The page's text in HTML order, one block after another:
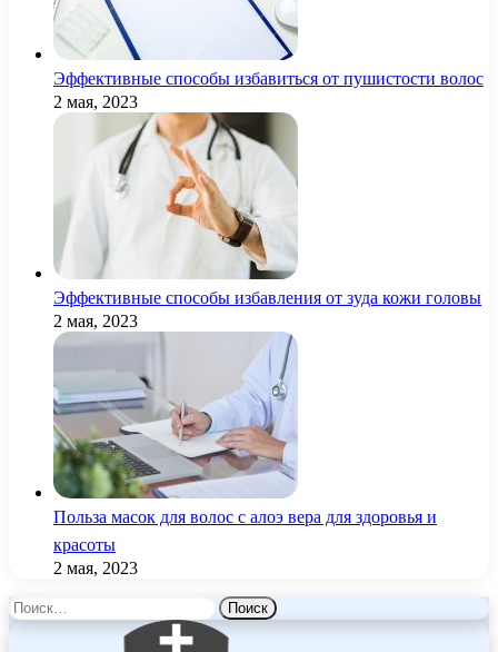
Эффективные способы избавиться от пушистости волос
2 мая, 2023
Эффективные способы избавления от зуда кожи головы
2 мая, 2023
Польза масок для волос с алоэ вера для здоровья и
красоты
2 мая, 2023
Найти: